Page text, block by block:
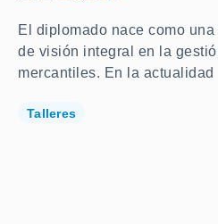
El diplomado nace como
de visión integral en la
mercantiles. En la actualidad
Talleres